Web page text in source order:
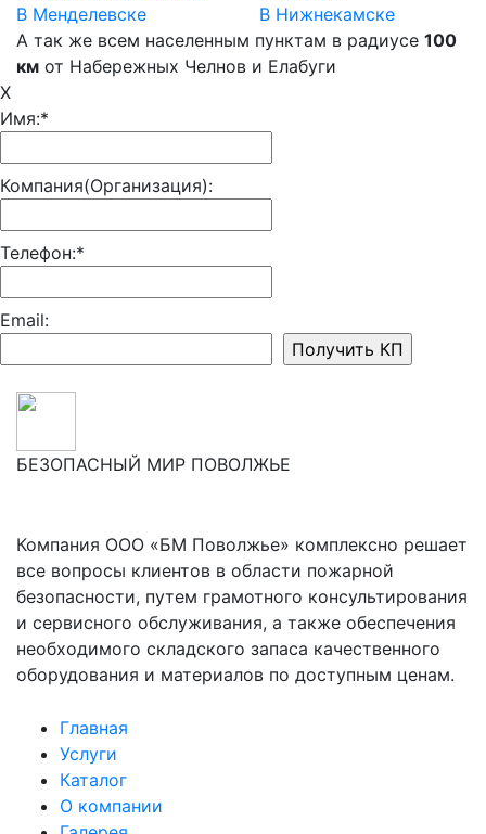
В Менделевске
В Нижнекамске
А так же всем населенным пунктам в радиусе 100
км от Набережных Челнов и Елабуги
X
Имя:*
Компания(Организация):
Телефон:*
Email:
БЕЗОПАСНЫЙ МИР ПОВОЛЖЬЕ
Компания ООО «БМ Поволжье» комплексно решает
все вопросы клиентов в области пожарной
безопасности, путем грамотного консультирования
и сервисного обслуживания, а также обеспечения
необходимого складского запаса качественного
оборудования и материалов по доступным ценам.
Главная
Услуги
Каталог
О компании